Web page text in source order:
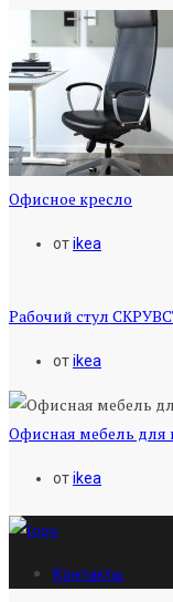
Офисное кресло
отikea
Рабочий стул
отikea
Офисная мебель для
отikea
Контакты